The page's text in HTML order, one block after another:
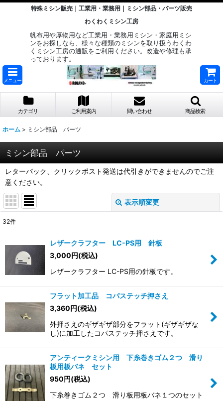
特殊ミシン販売｜工業用・業務用｜ミシン部品・パーツ販売
わくわくミシン工房
帆布用や厚物用など工業用・業務用ミシン・家庭用ミシ
ンをお探しなら、様々な種類のミシンを取り扱うわくわ
くミシン工房の通販をご利用ください。改造や修理も承
っております。
メニュー カート
カテゴリ ご利用案内 問い合わせ 商品検索
ホーム > ミシン部品 パーツ
ミシン部品 パーツ
レターパック、クリックポスト発送は代引きができませんのでご注
意ください。
表示順変更
並び順
絞り込む
32件
レザークラフター LC-PS用 針板
3,000円(税込)
レザークラフター LC-PS用の針板です。
フラット加工品 コパステッチ押さえ
3,360円(税込)
外押さえのギザギザ部分をフラット(ギザギザな
し)に加工したコパステッチ押さえです。
アンティークミシン用 下糸巻きゴム２つ 滑り
板用板バネ セット
950円(税込)
下糸巻きゴム２つ 滑り板用板バネ１つのセット